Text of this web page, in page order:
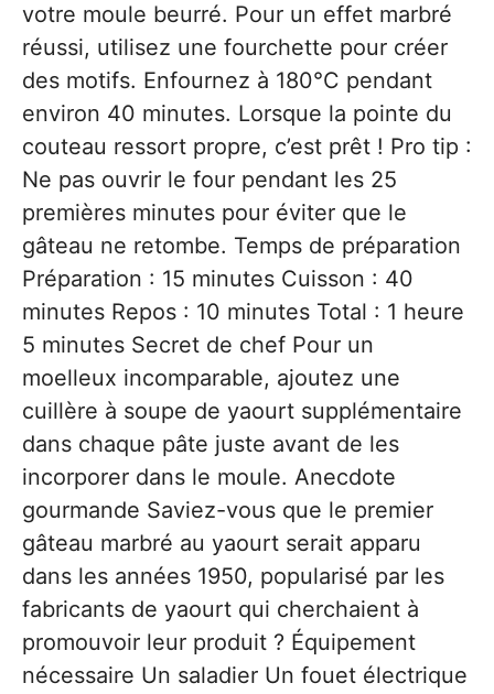
votre moule beurré. Pour un effet marbré
réussi, utilisez une fourchette pour créer
des motifs. Enfournez à 180°C pendant
environ 40 minutes. Lorsque la pointe du
couteau ressort propre, c’est prêt ! Pro tip :
Ne pas ouvrir le four pendant les 25
premières minutes pour éviter que le
gâteau ne retombe. Temps de préparation
Préparation : 15 minutes Cuisson : 40
minutes Repos : 10 minutes Total : 1 heure
5 minutes Secret de chef Pour un
moelleux incomparable, ajoutez une
cuillère à soupe de yaourt supplémentaire
dans chaque pâte juste avant de les
incorporer dans le moule. Anecdote
gourmande Saviez-vous que le premier
gâteau marbré au yaourt serait apparu
dans les années 1950, popularisé par les
fabricants de yaourt qui cherchaient à
promouvoir leur produit ? Équipement
nécessaire Un saladier Un fouet électrique